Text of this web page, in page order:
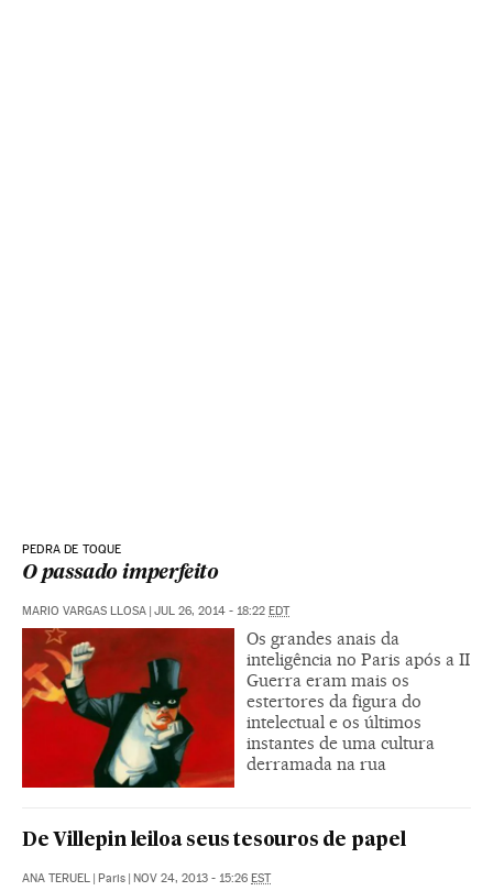
PEDRA DE TOQUE
O passado imperfeito
MARIO VARGAS LLOSA | JUL 26, 2014 - 18:22 EDT
Os grandes anais da
inteligência no Paris após a II
Guerra eram mais os
estertores da figura do
intelectual e os últimos
instantes de uma cultura
derramada na rua
De Villepin leiloa seus tesouros de papel
ANA TERUEL | Paris | NOV 24, 2013 - 15:26 EST